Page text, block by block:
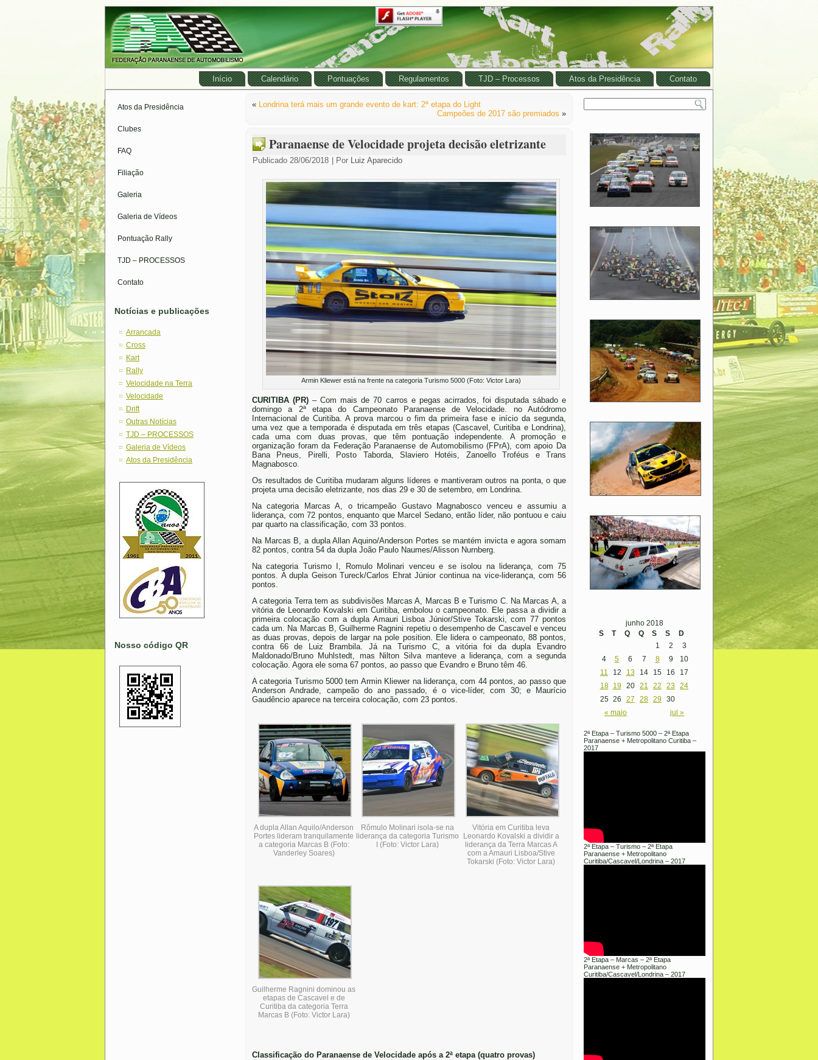
Início Calendário Pontuações Regulamentos TJD – Processos Atos da Presidência Contato
Atos da Presidência
Clubes
FAQ
Filiação
Galeria
Galeria de Vídeos
Pontuação Rally
TJD – PROCESSOS
Contato
Notícias e publicações
Arrancada
Cross
Kart
Rally
Velocidade na Terra
Velocidade
Drift
Outras Notícias
TJD – PROCESSOS
Galeria de Vídeos
Atos da Presidência
Nosso código QR
« Londrina terá mais um grande evento de kart: 2ª etapa do Light
Campeões de 2017 são premiados »
Paranaense de Velocidade projeta decisão eletrizante
Publicado 28/06/2018 Por Luiz Aparecido
Armin Kliewer está na frente na categoria Turismo 5000 (Foto: Victor Lara)
CURITIBA (PR)– Com mais de 70 carros e pegas acirrados, foi disputada sábado e
domingo a 2ª etapa do Campeonato Paranaense de Velocidade. no Autódromo
Internacional de Curitiba. A prova marcou o fim da primeira fase e início da segunda,
uma vez que a temporada é disputada em três etapas (Cascavel, Curitiba e Londrina),
cada uma com duas provas, que têm pontuação independente. A promoção e
organização foram da Federação Paranaense de Automobilismo (FPrA), com apoio Da
Bana Pneus, Pirelli, Posto Taborda, Slaviero Hotéis, Zanoello Troféus e Trans
Magnabosco.
Os resultados de Curitiba mudaram alguns líderes e mantiveram outros na ponta, o que
projeta uma decisão eletrizante, nos dias 29 e 30 de setembro, em Londrina.
Na categoria Marcas A, o tricampeão Gustavo Magnabosco venceu e assumiu a
liderança, com 72 pontos, enquanto que Marcel Sedano, então líder, não pontuou e caiu
par quarto na classificação, com 33 pontos.
Na Marcas B, a dupla Allan Aquino/Anderson Portes se mantém invicta e agora somam
82 pontos, contra 54 da dupla João Paulo Naumes/Alisson Nurnberg.
Na categoria Turismo I, Romulo Molinari venceu e se isolou na liderança, com 75
pontos. A dupla Geison Tureck/Carlos Ehrat Júnior continua na vice-liderança, com 56
pontos.
A categoria Terra tem as subdivisões Marcas A, Marcas B e Turismo C. Na Marcas A, a
vitória de Leonardo Kovalski em Curitiba, embolou o campeonato. Ele passa a dividir a
primeira colocação com a dupla Amauri Lisboa Júnior/Stive Tokarski, com 77 pontos
cada um. Na Marcas B, Guilherme Ragnini repetiu o desempenho de Cascavel e venceu
as duas provas, depois de largar na pole position. Ele lidera o campeonato, 88 pontos,
contra 66 de Luiz Brambila. Já na Turismo C, a vitória foi da dupla Evandro
Maldonado/Bruno Muhlstedt, mas Nilton Silva manteve a liderança, com a segunda
colocação. Agora ele soma 67 pontos, ao passo que Evandro e Bruno têm 46.
A categoria Turismo 5000 tem Armin Kliewer na liderança, com 44 pontos, ao passo que
Anderson Andrade, campeão do ano passado, é o vice-líder, com 30; e Maurício
Gaudêncio aparece na terceira colocação, com 23 pontos.
A dupla Allan Aquilo/Anderson
Portes lideram tranquilamente
a categoria Marcas B (Foto:
Vanderley Soares)
Rômulo Molinari isola-se na
liderança da categoria Turismo
I (Foto: Victor Lara)
Vitória em Curitiba leva
Leonardo Kovalski a dividir a
liderança da Terra Marcas A
com a Amauri Lisboa/Stive
Tokarski (Foto: Victor Lara)
Guilherme Ragnini dominou as
etapas de Cascavel e de
Curitiba da categoria Terra
Marcas B (Foto: Victor Lara)
Classificação do Paranaense de Velocidade após a 2ª etapa (quatro provas)
junho 2018
S
T Q Q S S D
« maio jul »
1 2
3
4
5 6 7 8 9
10
11
12 13 14 15 16
17
18
19 20 21 22 23 24
25 26 27 28 29 30
2ª Etapa – Turismo 5000 – 2ª Etapa
Paranaense + Metropolitano Curitiba –
2017
2ª Etapa – Turismo – 2ª Etapa
Paranaense + Metropolitano
Curitiba/Cascavel/Londrina – 2017
2ª Etapa – Marcas – 2ª Etapa
Paranaense + Metropolitano
Curitiba/Cascavel/Londrina – 2017